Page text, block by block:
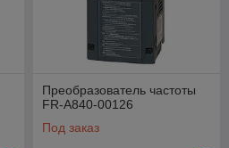
Преобразователь частоты
FR-A840-00126
Под заказ